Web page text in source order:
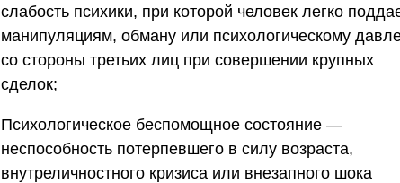
слабость психики, при которой человек легко
манипуляциям, обману или психологическому
со стороны третьих лиц при совершении крупных
сделок;
Психологическое беспомощное состояние —
неспособность потерпевшего в силу возраста,
внутреличностного кризиса или внезапного шока